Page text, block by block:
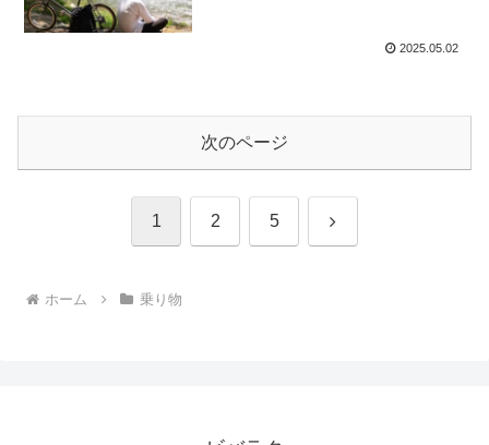
2025.05.02
次のページ
1 2 5 次
ホーム 乗り物